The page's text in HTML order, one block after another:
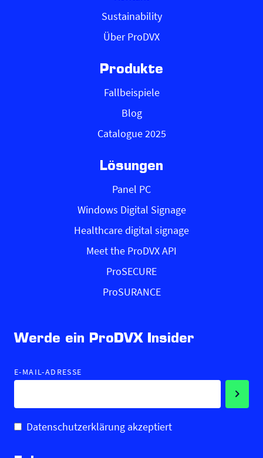
Sustainability
Über ProDVX
Produkte
Fallbeispiele
Blog
Catalogue 2025
Lösungen
Panel PC
Windows Digital Signage
Healthcare digital signage
Meet the ProDVX API
ProSECURE
ProSURANCE
Werde ein ProDVX Insider
E-MAIL-ADRESSE
Datenschutzerklärung akzeptiert